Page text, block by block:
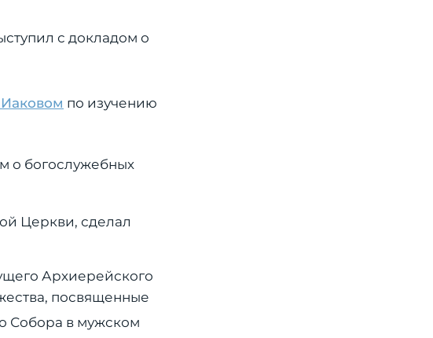
с докладом о
по изучению
о богослужебных
Церкви, сделал
Архиерейского
посвященные
Собора в мужском